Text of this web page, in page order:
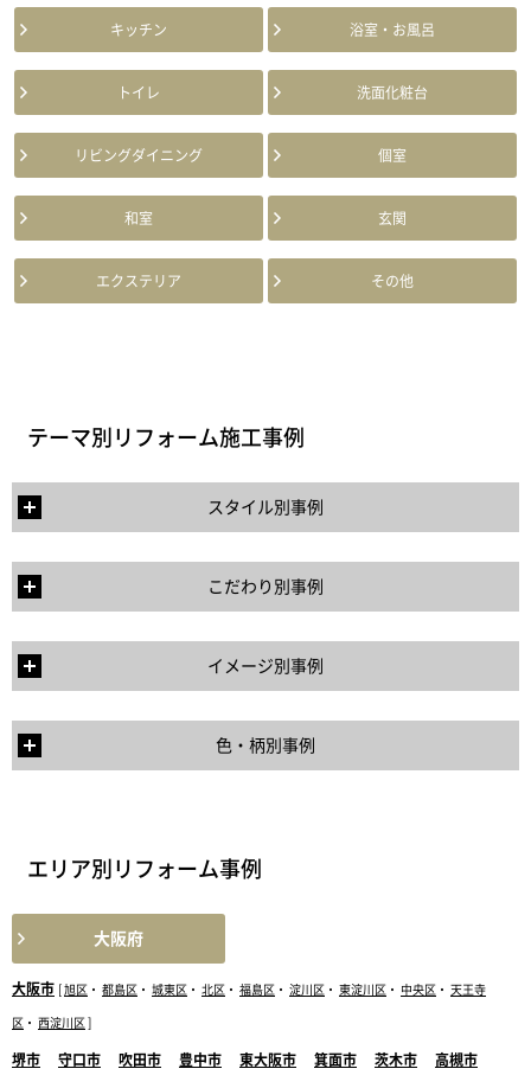
キッチン 浴室・お風呂
トイレ 洗面化粧台
リビングダイニング 個室
和室 玄関
エクステリア その他
テーマ別リフォーム施工事例
スタイル別事例
こだわり別事例
イメージ別事例
色・柄別事例
エリア別リフォーム事例
大阪府
大阪市 旭区 ・ 都島区 ・ 城東区 ・ 北区 ・ 福島区 ・ 淀川区 ・ 東淀川区 ・ 中央区 ・ 天王寺
区 ・ 西淀川区
堺市 守口市 吹田市 豊中市 東大阪市 箕面市 茨木市 高槻市